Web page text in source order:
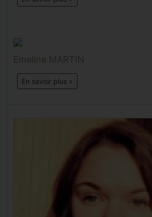
Emeline MARTIN
En savoir plus »